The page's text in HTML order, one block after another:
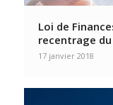
Loi de
recentrage
17 janvier 2018